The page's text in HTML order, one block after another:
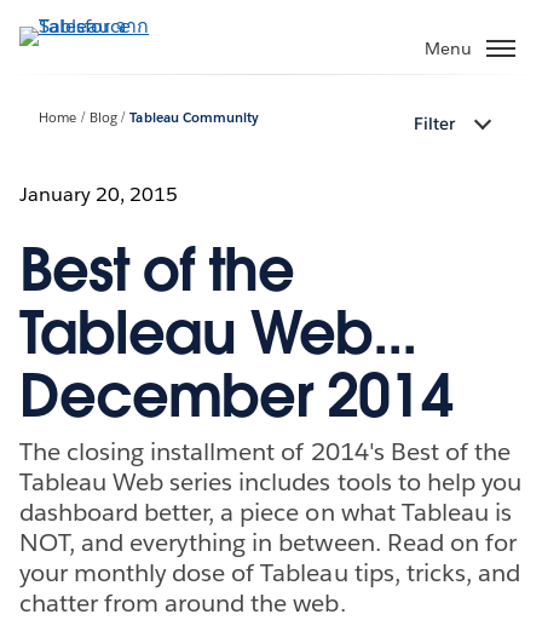
ไป
Menu
Home Blog Tableau Community Filter
January 20, 2015
Best of the
Tableau Web...
December 2014
The closing installment of 2014's Best of the
Tableau Web series includes tools to help you
dashboard better, a piece on what Tableau is
NOT, and everything in between. Read on for
your monthly dose of Tableau tips, tricks, and
chatter from around the web.